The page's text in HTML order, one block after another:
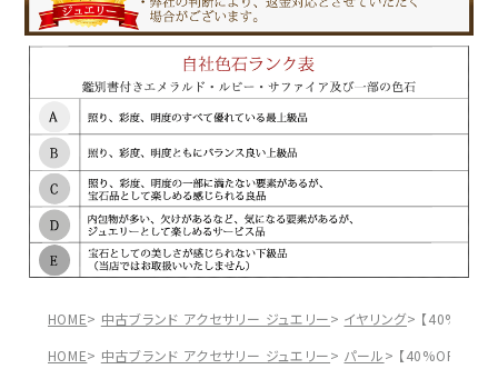
HOME 中古ブランド アクセサリー ジュエリー イヤリング
【40%OFF
HOME
中古ブランド アクセサリー ジュエリー パール 【40%OFF】ミ